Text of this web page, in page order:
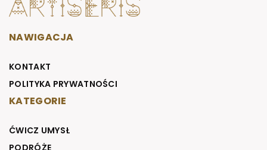
NAWIGACJA
KONTAKT
POLITYKA PRYWATNOŚCI
KATEGORIE
ĆWICZ UMYSŁ